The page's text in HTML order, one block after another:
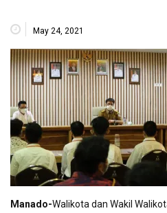
May 24, 2021
Manado-Walikota dan Wakil